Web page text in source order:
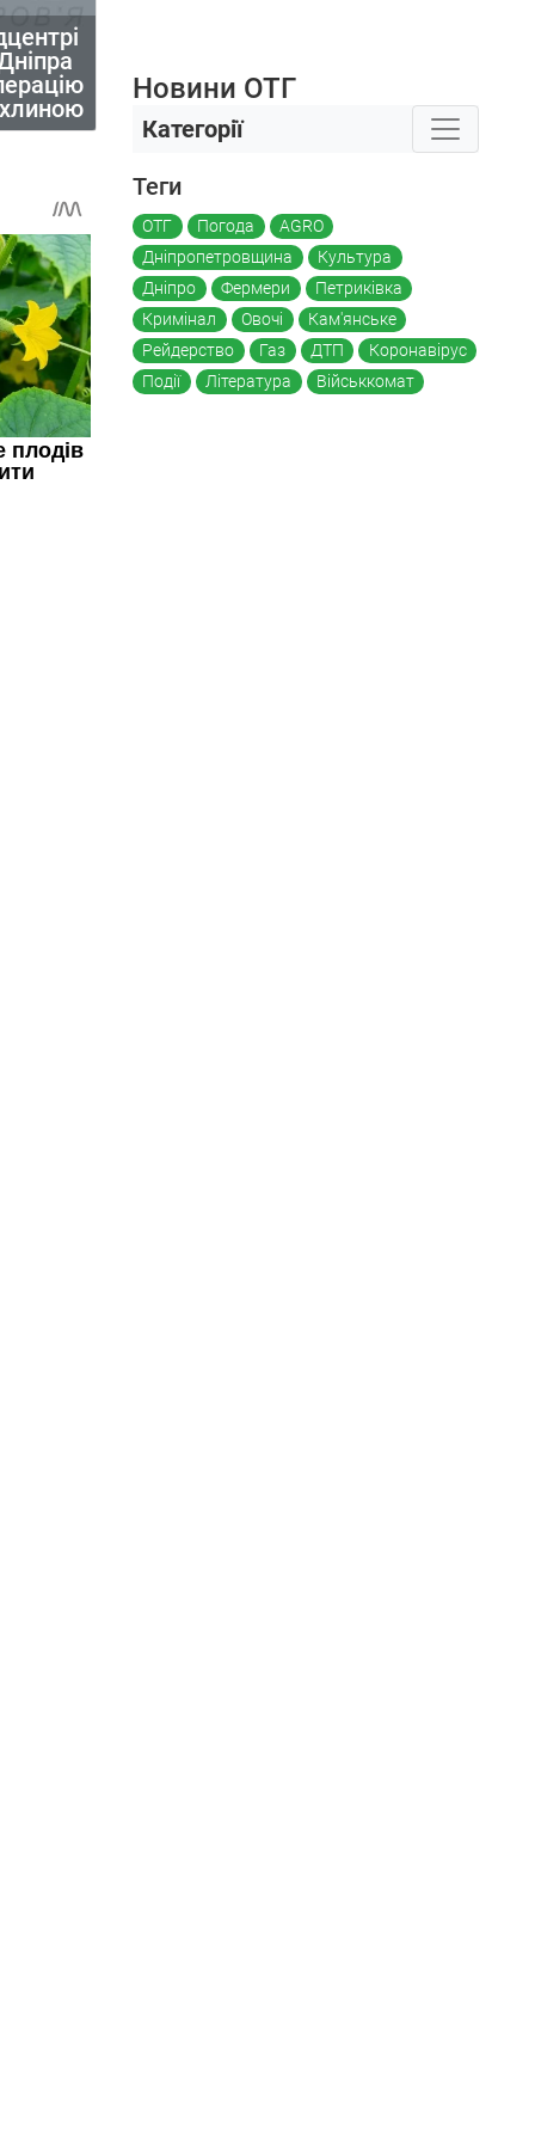
Новини ОТГ
Категорії
Теги
ОТГ Погода
AGRO
Дніпропетровщина
Культура
Дніпро
Фермери
Петриківка
Кримінал
Овочі
Кам'янське
Рейдерство
Газ ДТП
Коронавірус
Події
Література Військкомат